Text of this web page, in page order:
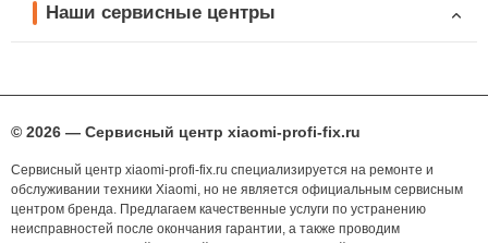
Наши сервисные центры
© 2026 — Сервисный центр xiaomi-profi-fix.ru
Сервисный центр xiaomi-profi-fix.ru специализируется на ремонте и
обслуживании техники Xiaomi, но не является официальным сервисным
центром бренда. Предлагаем качественные услуги по устранению
неисправностей после окончания гарантии, а также проводим